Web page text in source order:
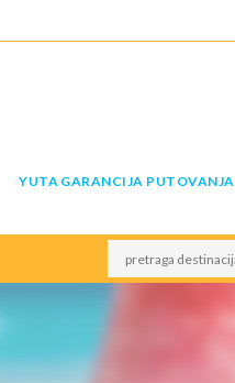
YUTA GARANCIJA PUTOVANJA